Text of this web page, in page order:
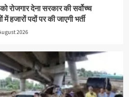
रोजगार देना सरकार की सर्वोच्च
हजारों पदों पर की जाएगी भर्ती
2026